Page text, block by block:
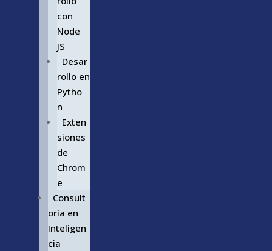
con
Node
JS
Desar
rollo en
Pytho
n
Exten
siones
de
Chrom
e
Consult
oría en
Inteligen
cia